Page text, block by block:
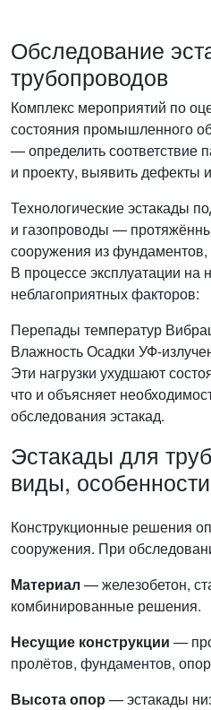
Обследование
трубопроводов
Комплекс мероприятий по
состояния промышленного
— определить соответствие
и проекту, выявить дефекты
Технологические эстакады
и газопроводы —
сооружения из
В процессе эксплуатации на
неблагоприятных факторов:
Перепады температур
ВлажностьОсадки УФ-
Эти нагрузки ухудшают
что и объясняет
обследования эстакад.
Эстакады для
виды, особенности
Конструкционные решения
сооружения. При
Материал — железобетон,
комбинированные решения.
Несущие конструкции —
пролётов, фундаментов,
Высота опор — эстакады